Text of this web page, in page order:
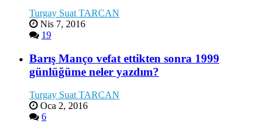
Turgay Suat TARCAN
Nis 7, 2016
19
Barış Manço vefat ettikten sonra 1999
günlüğüme neler yazdım?
Turgay Suat TARCAN
Oca 2, 2016
6